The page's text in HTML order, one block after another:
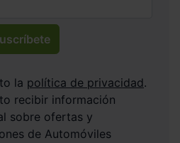
la política de privacidad.
recibir información
sobre ofertas y
de Automóviles